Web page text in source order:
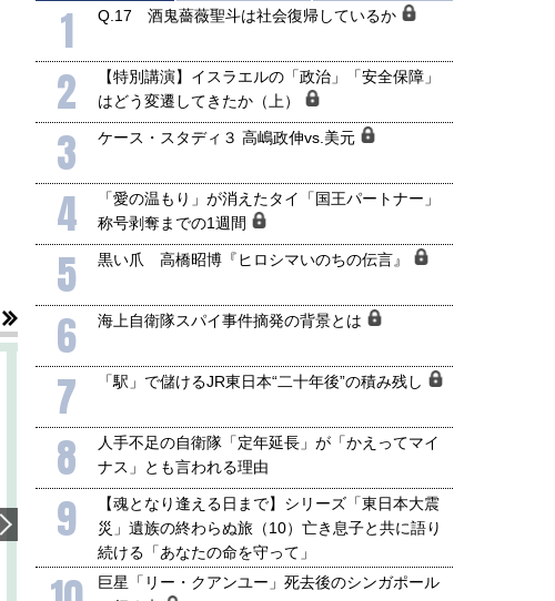
韓国にも理解してほしい「極東
1905年体制」における日米韓安
全保障協力の意味
千々和泰明
ホルムズ海峡危機で加速したエ
ネルギー転換が「中国依存」に
行き着くリスク
小山堅
1 Q.17 酒鬼薔薇聖斗は社会復帰しているか
2
【特別講演】イスラエルの「政治」「安全保障」
はどう変遷してきたか（上）
3 ケース・スタディ３ 高嶋政伸vs.美元
4
「愛の温もり」が消えたタイ「国王パートナー」
称号剥奪までの1週間
5 黒い爪 高橋昭博『ヒロシマいのちの伝言』
6 海上自衛隊スパイ事件摘発の背景とは
7 「駅」で儲けるJR東日本“二十年後”の積み残し
8
人手不足の自衛隊「定年延長」が「かえってマイ
ナス」とも言われる理由
9
【魂となり逢える日まで】シリーズ「東日本大震
災」遺族の終わらぬ旅（10）亡き息子と共に語り
続ける「あなたの命を守って」
巨星「リー・クアンユー」死去後のシンガポール